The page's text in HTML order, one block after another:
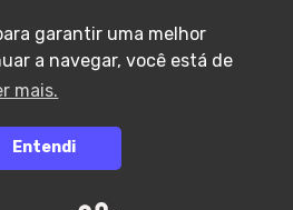
garantir uma melhor
a navegar, você está de
mais.
Entendi